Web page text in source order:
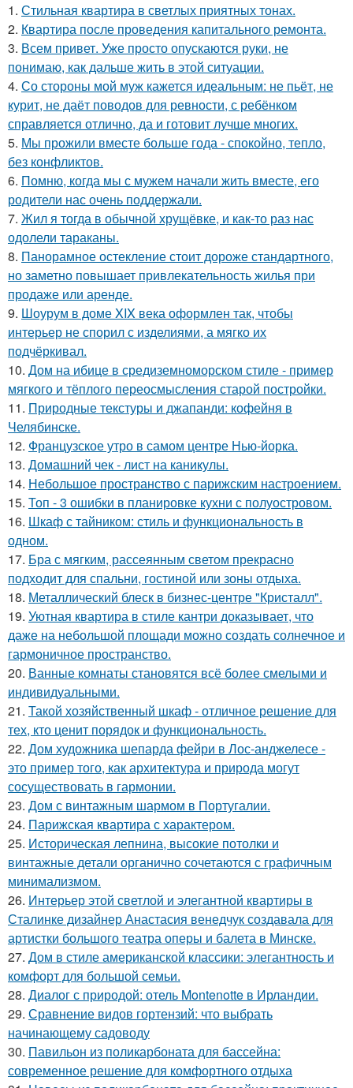
1. Стильная квартира в светлых приятных тонах.
2. Квартира после проведения капитального ремонта.
3. Всем привет. Уже просто опускаются руки, не
понимаю, как дальше жить в этой ситуации.
4. Со стороны мой муж кажется идеальным: не пьёт, не
курит, не даёт поводов для ревности, с ребёнком
справляется отлично, да и готовит лучше многих.
5. Мы прожили вместе больше года - спокойно, тепло,
без конфликтов.
6. Помню, когда мы с мужем начали жить вместе, его
родители нас очень поддержали.
7. Жил я тогда в обычной хрущёвке, и как-то раз нас
одолели тараканы.
8. Панорамное остекление стоит дороже стандартного,
но заметно повышает привлекательность жилья при
продаже или аренде.
9. Шоурум в доме XIX века оформлен так, чтобы
интерьер не спорил с изделиями, а мягко их
подчёркивал.
10. Дом на ибице в средиземноморском стиле - пример
мягкого и тёплого переосмысления старой постройки.
11. Природные текстуры и джапанди: кофейня в
Челябинске.
12. Французское утро в самом центре Нью-йорка.
13. Домашний чек - лист на каникулы.
14. Небольшое пространство с парижским настроением.
15. Топ - 3 ошибки в планировке кухни с полуостровом.
16. Шкаф с тайником: стиль и функциональность в
одном.
17. Бра с мягким, рассеянным светом прекрасно
подходит для спальни, гостиной или зоны отдыха.
18. Металлический блеск в бизнес-центре "Кристалл".
19. Уютная квартира в стиле кантри доказывает, что
даже на небольшой площади можно создать солнечное и
гармоничное пространство.
20. Ванные комнаты становятся всё более смелыми и
индивидуальными.
21. Такой хозяйственный шкаф - отличное решение для
тех, кто ценит порядок и функциональность.
22. Дом художника шепарда фейри в Лос-анджелесе -
это пример того, как архитектура и природа могут
сосуществовать в гармонии.
23. Дом с винтажным шармом в Португалии.
24. Парижская квартира с характером.
25. Историческая лепнина, высокие потолки и
винтажные детали органично сочетаются с графичным
минимализмом.
26. Интерьер этой светлой и элегантной квартиры в
Сталинке дизайнер Анастасия венедчук создавала для
артистки большого театра оперы и балета в Минске.
27. Дом в стиле американской классики: элегантность и
комфорт для большой семьи.
28. Диалог с природой: отель Montenotte в Ирландии.
29. Сравнение видов гортензий: что выбрать
начинающему садоводу
30. Павильон из поликарбоната для бассейна:
современное решение для комфортного отдыха